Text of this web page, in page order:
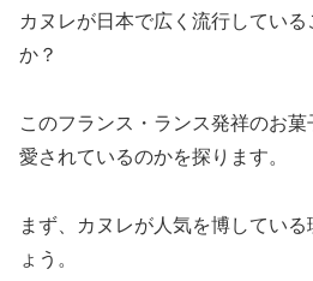
カヌレが日本で広く流行している
か？
このフランス・ランス発祥のお
愛されているのかを探ります。
まず、カヌレが人気を博してい
ょう。